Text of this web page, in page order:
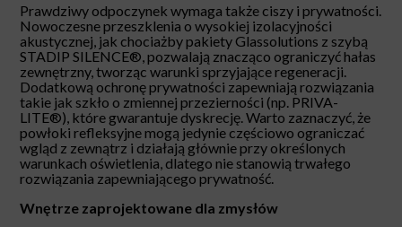
Prawdziwy odpoczynek wymaga także ciszy i prywatności.
Nowoczesne przeszklenia o wysokiej izolacyjności
akustycznej, jak chociażby pakiety Glassolutions z szybą
STADIP SILENCE®, pozwalają znacząco ograniczyć hałas
zewnętrzny, tworząc warunki sprzyjające regeneracji.
Dodatkową ochronę prywatności zapewniają rozwiązania
takie jak szkło o zmiennej przezierności (np. PRIVA-
LITE®), które gwarantuje dyskrecję. Warto zaznaczyć, że
powłoki refleksyjne mogą jedynie częściowo ograniczać
wgląd z zewnątrz i działają głównie przy określonych
warunkach oświetlenia, dlatego nie stanowią trwałego
rozwiązania zapewniającego prywatność.
Wnętrze zaprojektowane dla zmysłów